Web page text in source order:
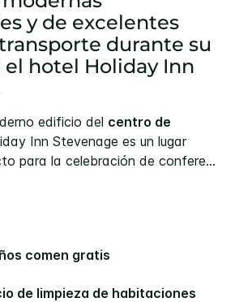
y de excelentes
durante su
el hotel Holiday Inn
edificio del centro de
Inn Stevenage es un lugar
para la celebración de confere...
comen gratis
de limpieza de habitaciones